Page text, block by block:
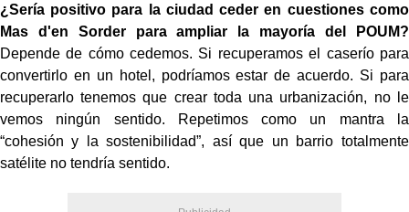
¿Sería positivo para la ciudad ceder en cuestiones como
Mas d'en Sorder para ampliar la mayoría del POUM?
Depende de cómo cedemos. Si recuperamos el caserío para
convertirlo en un hotel, podríamos estar de acuerdo. Si para
recuperarlo tenemos que crear toda una urbanización, no le
vemos ningún sentido. Repetimos como un mantra la
“cohesión y la sostenibilidad”, así que un barrio totalmente
satélite no tendría sentido.